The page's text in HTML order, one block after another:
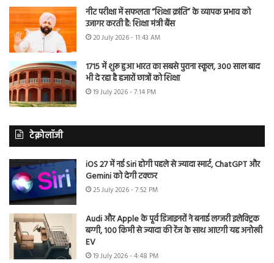
नीट परीक्षा में सफलता “शिक्षा क्रांति” के व्यापक प्रभाव को
उजागर करती है: शिक्षा मंत्री बैंस
20 July 2026 - 11:43 AM
1715 में शुरू हुआ भारत का सबसे पुराना स्कूल, 300 साल बाद
भी दे रहा है हजारों छात्रों को शिक्षा
19 July 2026 - 7:14 PM
टेक्नोलॉजी
iOS 27 में नई Siri होगी पहले से ज्यादा स्मार्ट, ChatGPT और
Gemini को देगी टक्कर
25 July 2026 - 7:52 PM
Audi और Apple के पूर्व डिजाइनरों ने बनाई लग्जरी इलेक्ट्रिक
बग्गी, 100 किमी से ज्यादा की रेंज के साथ आएगी यह अनोखी
EV
19 July 2026 - 4:48 PM